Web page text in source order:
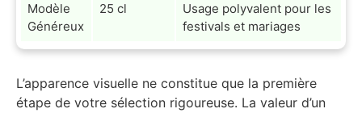
Modèle
Généreux
25 cl
Usage polyvalent pour les
festivals et mariages
L’apparence visuelle ne constitue que la première
étape de votre sélection rigoureuse. La valeur d’un